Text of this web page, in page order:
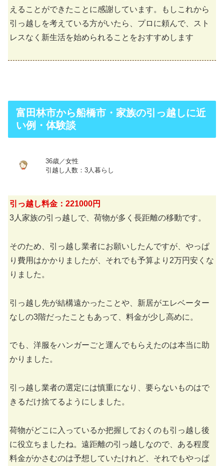
えることができたことに感謝しています。もしこれから
引っ越しを考えている方がいたら、プロに頼んで、スト
レスなく新生活を始められることをおすすめします
富田林市から船橋市・家族の引っ越しに近
い例・体験談
36歳／女性
引越し人数：3人暮らし
引っ越し料金：221000円
3人家族の引っ越しで、荷物が多く長距離の移動です。
そのため、引っ越し業者にお願いしたんですが、やっぱ
り費用はかかりましたが、それでも予算より2万円安くな
りました。
引っ越し先が結構遠かったことや、新居がエレベーター
なしの3階だったこともあって、料金が少し高めに。
でも、洋服をハンガーごと運んでもらえたのは本当に助
かりました。
引っ越し業者の選定には慎重になり、要らないものはで
きるだけ捨てるようにしました。
荷物がどこに入っているか把握しておくのも引っ越し後
に役立ちましたね。遠距離の引っ越しなので、ある程度
料金がかさむのは予想していたけれど、それでもやっぱ